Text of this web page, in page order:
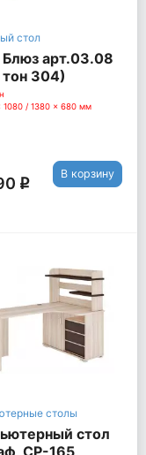
стол
арт.03.08
304)
1080 / 1380 x 680 мм
q
В корзину
столы
стол